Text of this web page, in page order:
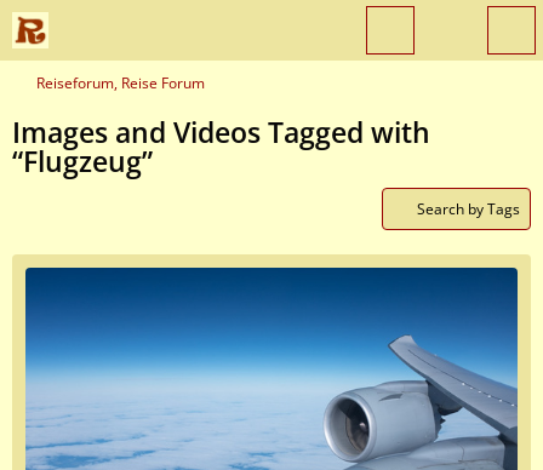
Reiseforum, Reise Forum
Images and Videos Tagged with
“Flugzeug”
Search by Tags